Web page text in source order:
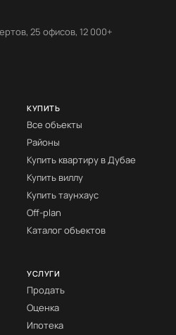
25 офисов, 12 000+
КУПИТЬ
Все объекты
Районы
Купить квартиру в Дубае
Купить виллу
Купить таунхаус
Off-plan
Каталог объектов
УСЛУГИ
Продать
Оценка
Ипотека